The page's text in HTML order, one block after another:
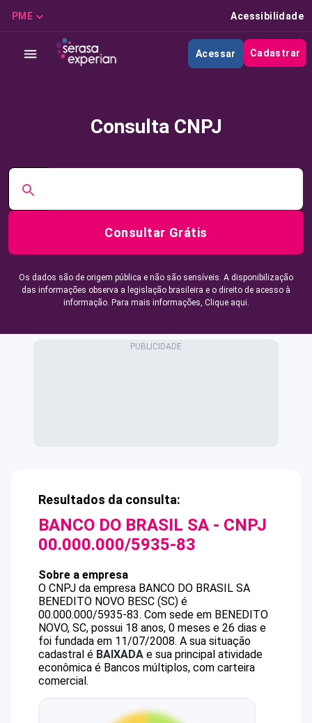
PME Acessibilidade
Acessar Cadastrar
Consulta CNPJ
Consultar Grátis
Os dados são de origem pública e não são sensíveis. A disponibilização
das informações observa a legislação brasileira e o direito de acesso à
informação. Para mais informações, Clique aqui.
Resultados da consulta:
BANCO DO BRASIL SA - CNPJ
00.000.000/5935-83
Sobre a empresa
O CNPJ da empresa BANCO DO BRASIL SA
BENEDITO NOVO BESC (SC) é
00.000.000/5935-83. Com sede em BENEDITO
NOVO, SC, possui 18 anos, 0 meses e 26 dias e
foi fundada em 11/07/2008. A sua situação
cadastral é BAIXADA e sua principal atividade
econômica é Bancos múltiplos, com carteira
comercial.